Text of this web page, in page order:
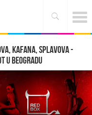
kafana, splavova -
u Beogradu